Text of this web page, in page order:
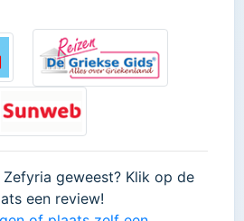
geweest? Klik op de
een review!